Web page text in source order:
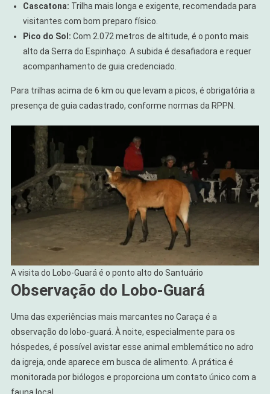
Cascatona: Trilha mais longa e exigente, recomendada para
visitantes com bom preparo físico.
Pico do Sol: Com 2.072 metros de altitude, é o ponto mais
alto da Serra do Espinhaço. A subida é desafiadora e requer
acompanhamento de guia credenciado.
Para trilhas acima de 6 km ou que levam a picos, é obrigatória a
presença de guia cadastrado, conforme normas da RPPN.
A visita do Lobo-Guará é o ponto alto do Santuário
Observação do Lobo-Guará
Uma das experiências mais marcantes no Caraça é a
observação do lobo-guará. À noite, especialmente para os
hóspedes, é possível avistar esse animal emblemático no adro
da igreja, onde aparece em busca de alimento. A prática é
monitorada por biólogos e proporciona um contato único com a
fauna local.